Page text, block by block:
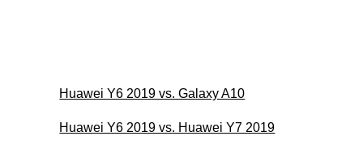
Huawei Y6 2019 vs. Galaxy A10
Huawei Y6 2019 vs. Huawei Y7 2019